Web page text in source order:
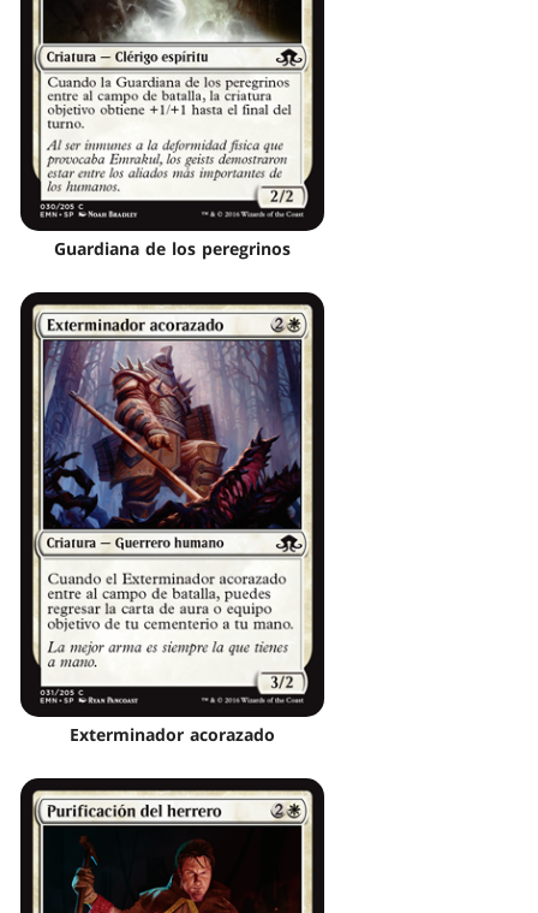
Guardiana de los peregrinos
Exterminador acorazado